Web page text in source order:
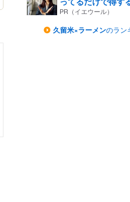
PR（イエウール）
久留米×ラーメンのラン